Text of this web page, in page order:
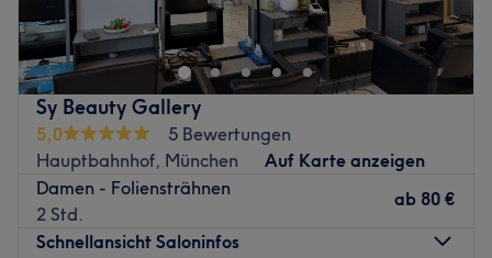
Sy Beauty Gallery
5,0
5 Bewertungen
Hauptbahnhof, München
Auf Karte anzeigen
Damen - Foliensträhnen
2 Std.
ab 80 €
Schnellansicht Saloninfos